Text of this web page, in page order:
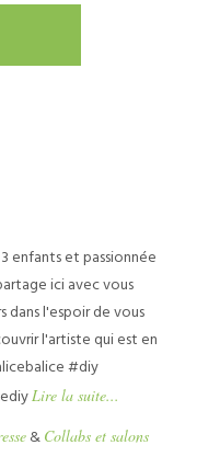
enfants et passionnée
ici avec vous
dans l'espoir de vous
l'artiste qui est en
#diy
Lire la suite...
& Collabs et salons